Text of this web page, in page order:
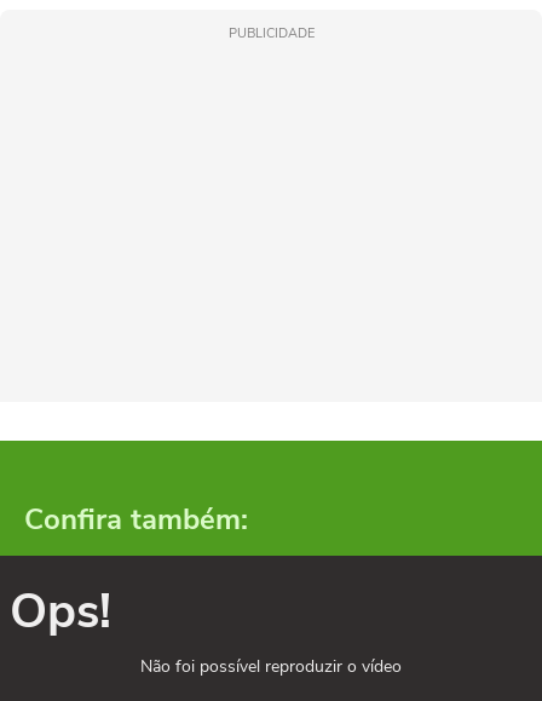
PUBLICIDADE
Confira também:
Ops!
Não foi possível reproduzir o vídeo